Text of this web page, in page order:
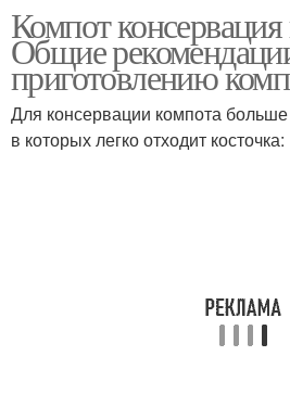
Сливы без сахара
Компот консервация
Общие
приготовлению
Для консервации компота
в которых легко отходит косточка: